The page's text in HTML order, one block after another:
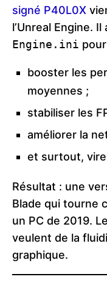
signé P40L0X
l’Unreal Engine.
Engine.ini
booster les
moyennes ;
stabiliser les
améliorer la
et surtout,
Résultat : une
Blade qui tourne
un PC de 2019.
veulent de la
graphique.